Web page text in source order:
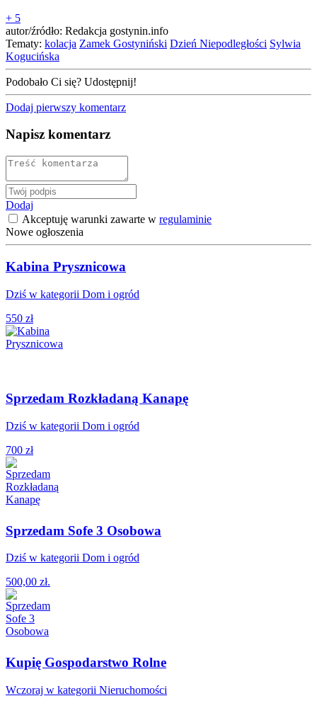
+ 5
autor/źródło: Redakcja gostynin.info
Tematy: kolacja Zamek Gostyniński Dzień Niepodległości Sylwia
Kogucińska
Podobało Ci się? Udostępnij!
Dodaj pierwszy komentarz
Napisz komentarz
Dodaj
Akceptuję warunki zawarte w regulaminie
Nowe ogłoszenia
Kabina Prysznicowa
Dziś w kategorii Dom i ogród
550 zł
Sprzedam Rozkładaną Kanapę
Dziś w kategorii Dom i ogród
700 zł
Sprzedam Sofe 3 Osobowa
Dziś w kategorii Dom i ogród
500,00 zł.
Kupię Gospodarstwo Rolne
Wczoraj w kategorii Nieruchomości